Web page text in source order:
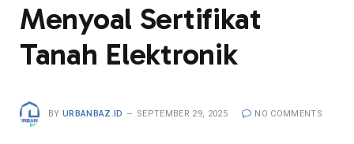
Menyoal Sertifikat
Tanah Elektronik
BY URBANBAZ.ID SEPTEMBER 29, 2025 NO COMMENTS